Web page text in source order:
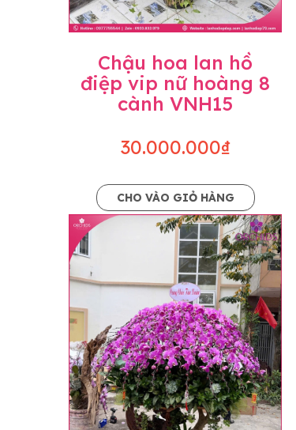
Lưu ý trước khi đặt hàng
• Về cây hoa: Một chậu hoa
khác nhau đôi chút giữa sản
nhiều, nở ít khi shop có sẵn nên
• Về kiểu dáng & phụ kiện:
nếu có thay đổi về màu sắc hoa
loại hoa và phụ kiện thay thế,
Chậu hoa lan hồ
điệp vip nữ hoàng 8
cành VNH15
30.000.000₫
CHO VÀO GIỎ HÀNG